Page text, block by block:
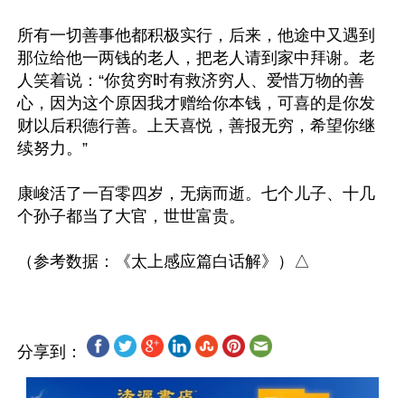
所有一切善事他都积极实行，后来，他途中又遇到
那位给他一两钱的老人，把老人请到家中拜谢。老
人笑着说：“你贫穷时有救济穷人、爱惜万物的善
心，因为这个原因我才赠给你本钱，可喜的是你发
财以后积德行善。上天喜悦，善报无穷，希望你继
续努力。”
康峻活了一百零四岁，无病而逝。七个儿子、十几
个孙子都当了大官，世世富贵。
分享到：